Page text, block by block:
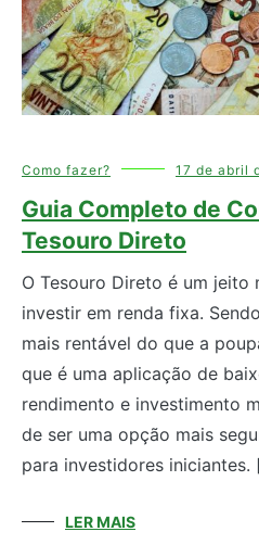
Como fazer? 17 de abril
Guia Completo de
Tesouro Direto
O Tesouro Direto é um jeito
investir em renda fixa.
mais rentável do que a
que é uma aplicação de
rendimento e investimento
de ser uma opção mais
para investidores iniciantes.
LER MAIS